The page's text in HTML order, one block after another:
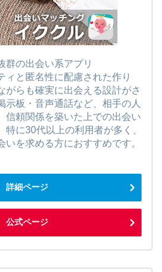
群の出会い系アプリ
ィと匿名性に配慮された作り
がらも確実に出会える設計がさ
示板・音声通話など、相手の人
信頼関係を築いた上での出会い
特に30代以上の利用者が多く、
いを求める方におすすめです。
詳細ページ
公式ページ